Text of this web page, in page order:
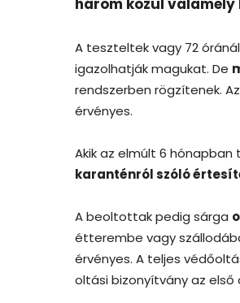
A teszteltek vagy 72
igazolhatják magukat. De
rendszerben rögzítenek.
érvényes.
Akik az elmúlt 6
karanténról szóló
A beoltottak pedig sárga
étterembe vagy
érvényes. A teljes
oltási bizonyítvány az